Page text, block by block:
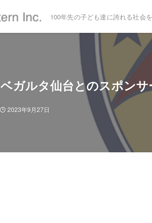
100年先の子ども達に誇れる社会
ベガルタ仙台とのスポン
2023年9月27日